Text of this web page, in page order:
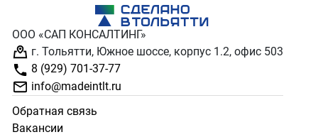
ООО «САП КОНСАЛТИНГ»
г. Тольятти, Южное шоссе, корпус 1.2, офис 503
8 (929) 701-37-77
info@madeintlt.ru
Обратная связь
Вакансии